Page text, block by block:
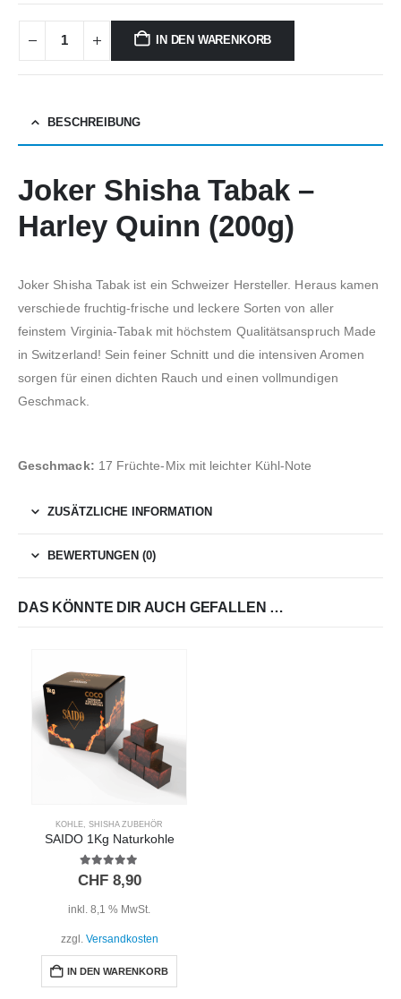
IN DEN WARENKORB
BESCHREIBUNG
Joker Shisha Tabak –
Harley Quinn (200g)
Joker Shisha Tabak ist ein Schweizer Hersteller. Heraus kamen
verschiede fruchtig-frische und leckere Sorten von aller
feinstem Virginia-Tabak mit höchstem Qualitätsanspruch Made
in Switzerland! Sein feiner Schnitt und die intensiven Aromen
sorgen für einen dichten Rauch und einen vollmundigen
Geschmack.
Geschmack: 17 Früchte-Mix mit leichter Kühl-Note
ZUSÄTZLICHE INFORMATION
BEWERTUNGEN (0)
DAS KÖNNTE DIR AUCH GEFALLEN …
KOHLE, SHISHA ZUBEHÖR
SAIDO 1Kg Naturkohle
5.00out of 5
CHF8,90
inkl. 8,1 % MwSt.
zzgl. Versandkosten
IN DEN WARENKORB